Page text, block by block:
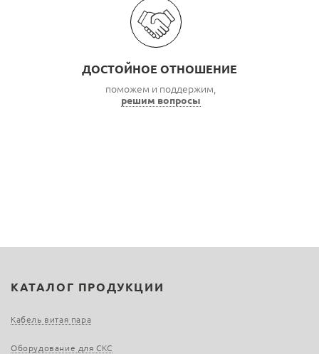
ДОСТОЙНОЕ ОТНОШЕНИЕ
поможем и поддержим,
решим вопросы
КАТАЛОГ ПРОДУКЦИИ
Кабель витая пара
Оборудование для СКС